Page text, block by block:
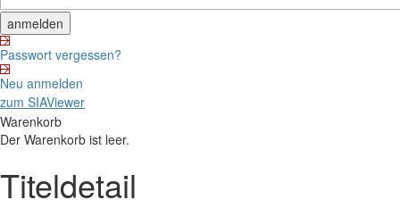
Passwort vergessen?
Neu anmelden
zum SIAViewer
Warenkorb
Der Warenkorb ist leer.
Titeldetail